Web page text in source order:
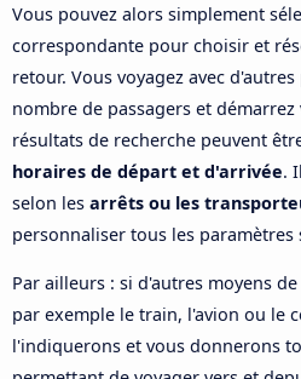
Vous pouvez alors simplement
correspondante pour choisir et
retour. Vous voyagez avec
nombre de passagers et
résultats de recherche peuvent
horaires de départ et d'arrivée.
selon les arrêts ou les
personnaliser tous les paramètres
Par ailleurs : si d'autres moyens
par exemple le train, l'avion ou le
l'indiquerons et vous donnerons